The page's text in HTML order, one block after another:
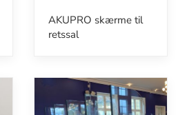
AKUPRO skærme til
retssal